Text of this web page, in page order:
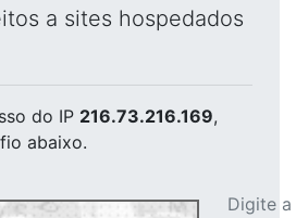
a sites hospedados
do IP 216.73.216.169,
abaixo.
Digite